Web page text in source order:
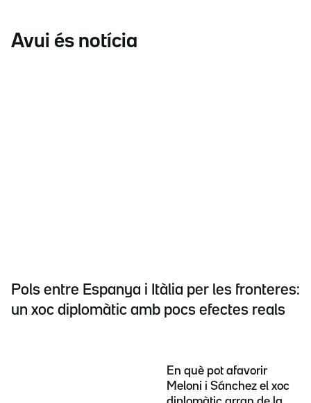
Avui és notícia
Pols entre Espanya i Itàlia per les fronteres:
un xoc diplomàtic amb pocs efectes reals
En què pot afavorir
Meloni i Sánchez el xoc